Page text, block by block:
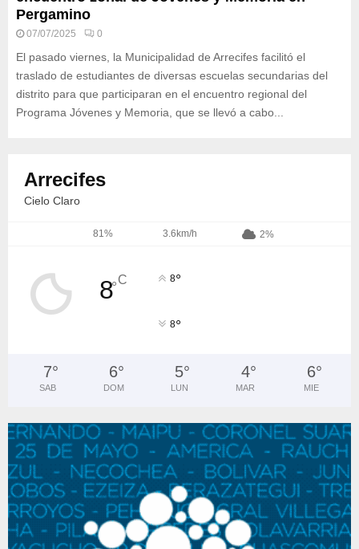
Pergamino
07/07/2025 0
El pasado viernes, la Municipalidad de Arrecifes facilitó el
traslado de estudiantes de diversas escuelas secundarias del
distrito para que participaran en el encuentro regional del
Programa Jóvenes y Memoria, que se llevó a cabo...
Arrecifes
Cielo Claro
81% 3.6km/h 2%
8°C 8°
8°
7°
SAB
6°
DOM
5°
LUN
4°
MAR
6°
MIE